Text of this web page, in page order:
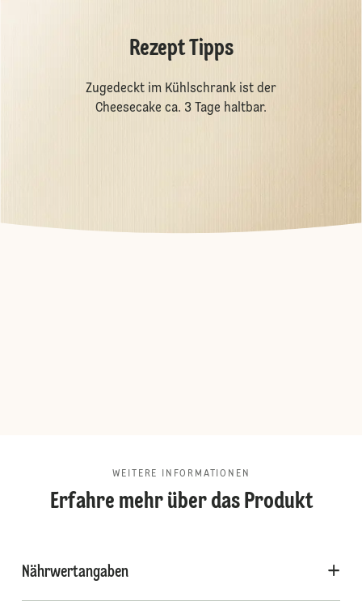
Rezept Tipps
Zugedeckt im Kühlschrank ist der
Cheesecake ca. 3 Tage haltbar.
WEITERE INFORMATIONEN
Erfahre mehr über das Produkt
Nährwertangaben